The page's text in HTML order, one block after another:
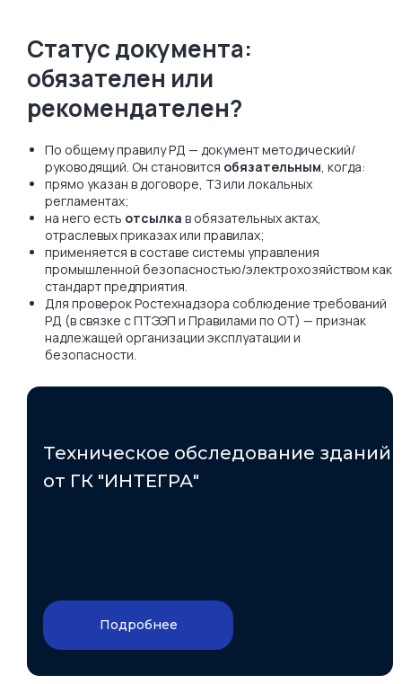
Статус документа:
обязателен или
рекомендателен?
По общему правилу РД — документ методический/
руководящий. Он становится обязательным, когда:
прямо указан в договоре, ТЗ или локальных
регламентах;
на него есть отсылка в обязательных актах,
отраслевых приказах или правилах;
применяется в составе системы управления
промышленной безопасностью/электрохозяйством как
стандарт предприятия.
Для проверок Ростехнадзора соблюдение требований
РД (в связке с ПТЭЭП и Правилами по ОТ) — признак
надлежащей организации эксплуатации и
безопасности.
Техническое обследование зданий
от ГК "ИНТЕГРА"
Подробнее